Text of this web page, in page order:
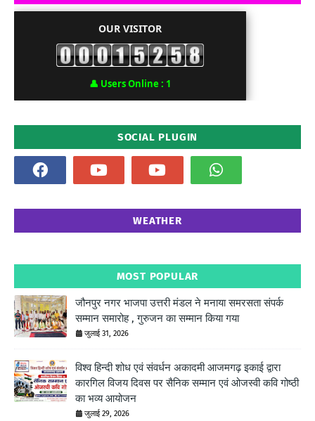
OUR VISITOR
👤 Users Online : 1
SOCIAL PLUGIN
WEATHER
MOST POPULAR
जौनपुर नगर भाजपा उत्तरी मंडल ने मनाया समरसता संपर्क
सम्मान समारोह , गुरुजन का सम्मान किया गया
जुलाई 31, 2026
विश्व हिन्दी शोध एवं संवर्धन अकादमी आजमगढ़ इकाई द्वारा
कारगिल विजय दिवस पर सैनिक सम्मान एवं ओजस्वी कवि गोष्ठी
का भव्य आयोजन
जुलाई 29, 2026